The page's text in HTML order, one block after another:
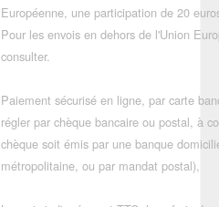
Européenne, une participation de 20
Pour les envois en dehors de l'Union
consulter.
Paiement sécurisé en ligne, par carte
régler par chèque bancaire ou postal, à
chèque soit émis par une banque
métropolitaine, ou par mandat postal),